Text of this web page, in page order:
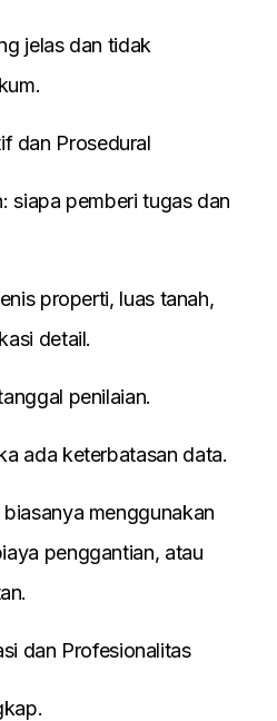
jelas dan tidak
dan Prosedural
siapa pemberi tugas dan
properti, luas tanah,
detail.
penilaian.
ada keterbatasan data.
menggunakan
penggantian, atau
dan Profesionalitas